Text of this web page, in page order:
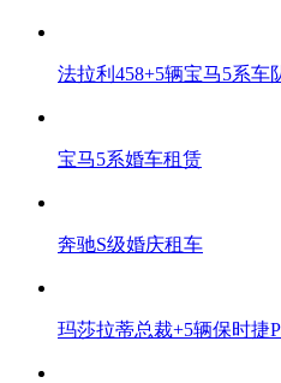
法拉利458+5辆宝马5系车
宝马5系婚车租赁
奔驰S级婚庆租车
玛莎拉蒂总裁+5辆保时捷